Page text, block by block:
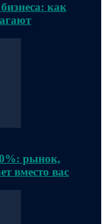
как
рынок,
вместо вас